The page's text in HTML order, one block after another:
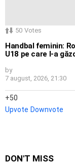
50 Votes
Handbal feminin:
U18 pe care l-a
by
7 august, 2026, 21:30
50
Upvote Downvote
DON'T MISS